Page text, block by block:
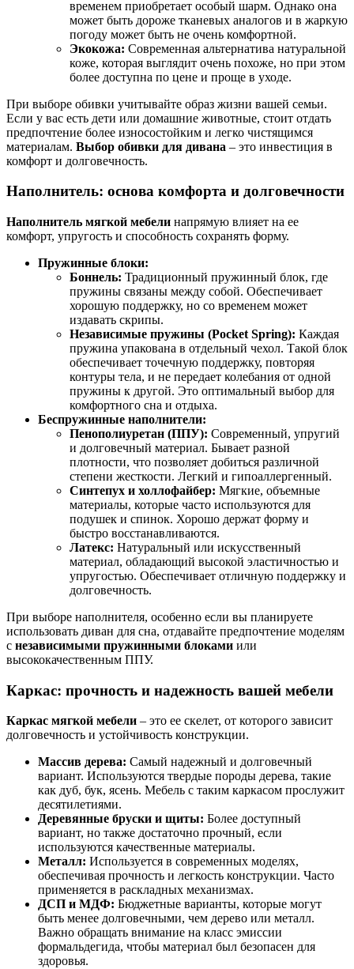
временем приобретает особый шарм. Однако она
может быть дороже тканевых аналогов и в жаркую
погоду может быть не очень комфортной.
Экокожа: Современная альтернатива натуральной
коже, которая выглядит очень похоже, но при этом
более доступна по цене и проще в уходе.
При выборе обивки учитывайте образ жизни вашей семьи.
Если у вас есть дети или домашние животные, стоит отдать
предпочтение более износостойким и легко чистящимся
материалам. Выбор обивки для дивана – это инвестиция в
комфорт и долговечность.
Наполнитель: основа комфорта и долговечности
Наполнитель мягкой мебели напрямую влияет на ее
комфорт, упругость и способность сохранять форму.
Пружинные блоки:
Боннель: Традиционный пружинный блок, где
пружины связаны между собой. Обеспечивает
хорошую поддержку, но со временем может
издавать скрипы.
Независимые пружины (Pocket Spring): Каждая
пружина упакована в отдельный чехол. Такой блок
обеспечивает точечную поддержку, повторяя
контуры тела, и не передает колебания от одной
пружины к другой. Это оптимальный выбор для
комфортного сна и отдыха.
Беспружинные наполнители:
Пенополиуретан (ППУ): Современный, упругий
и долговечный материал. Бывает разной
плотности, что позволяет добиться различной
степени жесткости. Легкий и гипоаллергенный.
Синтепух и холлофайбер: Мягкие, объемные
материалы, которые часто используются для
подушек и спинок. Хорошо держат форму и
быстро восстанавливаются.
Латекс: Натуральный или искусственный
материал, обладающий высокой эластичностью и
упругостью. Обеспечивает отличную поддержку и
долговечность.
При выборе наполнителя, особенно если вы планируете
использовать диван для сна, отдавайте предпочтение моделям
с независимыми пружинными блоками или
высококачественным ППУ.
Каркас: прочность и надежность вашей мебели
Каркас мягкой мебели – это ее скелет, от которого зависит
долговечность и устойчивость конструкции.
Массив дерева: Самый надежный и долговечный
вариант. Используются твердые породы дерева, такие
как дуб, бук, ясень. Мебель с таким каркасом прослужит
десятилетиями.
Деревянные бруски и щиты: Более доступный
вариант, но также достаточно прочный, если
используются качественные материалы.
Металл: Используется в современных моделях,
обеспечивая прочность и легкость конструкции. Часто
применяется в раскладных механизмах.
ДСП и МДФ: Бюджетные варианты, которые могут
быть менее долговечными, чем дерево или металл.
Важно обращать внимание на класс эмиссии
формальдегида, чтобы материал был безопасен для
здоровья.